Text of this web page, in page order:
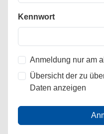
Kennwort
Anmeldung nur am
Übersicht der zu
Daten anzeigen